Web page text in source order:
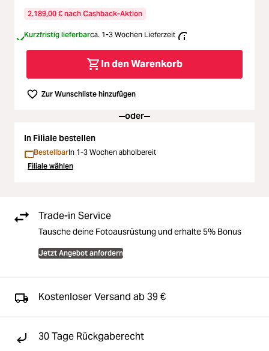
2.189,00 € nach Cashback-Aktion
Kurzfristig lieferbarca. 1-3 Wochen Lieferzeit
In den Warenkorb
Zur Wunschliste hinzufügen
oder
In Filiale bestellen
BestellbarIn 1-3 Wochen abholbereit
Filiale wählen
Trade-in Service
Tausche deine Fotoausrüstung und erhalte 5% Bonus
Jetzt Angebot anfordern
Kostenloser Versand ab 39 €
30 Tage Rückgaberecht